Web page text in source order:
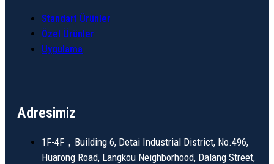
Standart Ürünler
Özel Ürünler
Uygulama
Adresimiz
1F-4F，Building 6, Detai Industrial District, No.496,
Huarong Road, Langkou Neighborhood, Dalang Street,